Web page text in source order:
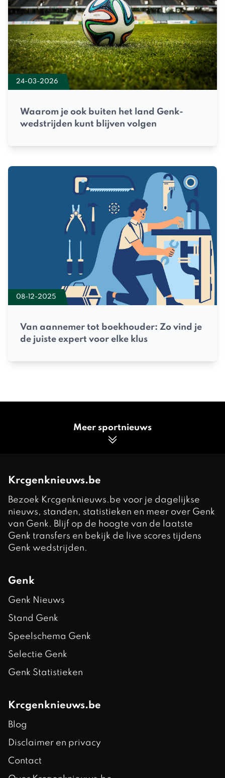
24-03-2026
Waarom je ook buiten het land Genk-
wedstrijden kunt blijven volgen
08-12-2025
Van aannemer tot boekhouder: Zo vind je
de juiste expert voor elke klus
Meer sportnieuws
Krcgenknieuws.be
Bezoek Krcgenknieuws.be voor je dagelijkse
nieuws, standen, statistieken en meer over Genk
van Genk. Blijf op de hoogte van de laatste
Genk transfers en bekijk de live scores tijdens
Genk wedstrijden.
Genk
Genk Nieuws
Stand Genk
Speelschema Genk
Selectie Genk
Genk Statistieken
Krcgenknieuws.be
Blog
Disclaimer en privacy
Contact